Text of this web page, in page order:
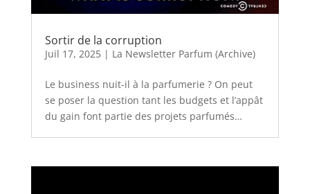
Sortir de la corruption
Juil 17, 2025| La Newsletter Parfum (Archive)
Le business nuit-il à la parfumerie ? On peut
se poser la question tant les budgets et l’appât
du gain font partie des projets parfumés…